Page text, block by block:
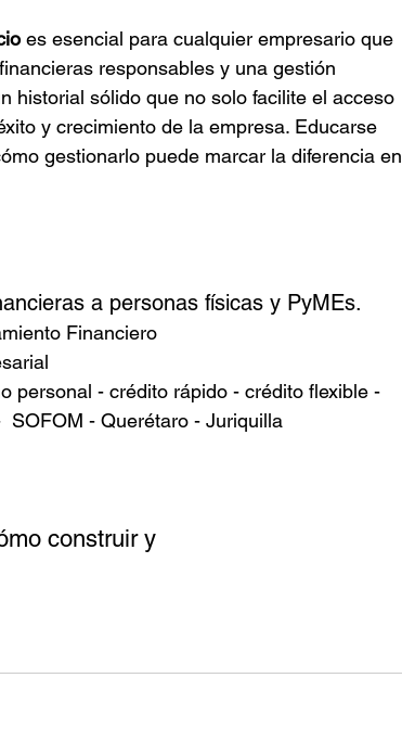
es esencial para cualquier empresario que
responsables y una gestión
historial sólido que no solo facilite el acceso
y crecimiento de la empresa. Educarse
gestionarlo puede marcar la diferencia en
a personas físicas y PyMEs.
Financiero
personal - crédito rápido - crédito flexible -
SOFOM - Querétaro - Juriquilla
construir y